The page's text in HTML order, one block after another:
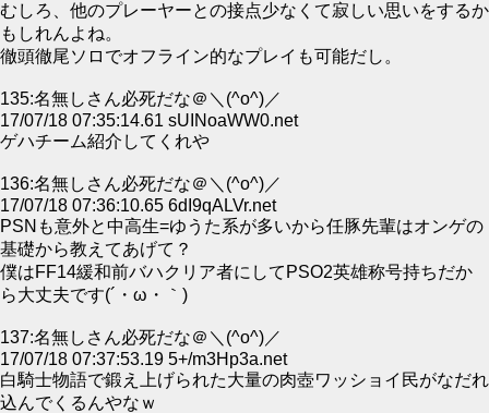
むしろ、他のプレーヤーとの接点少なくて寂しい思いをするか
もしれんよね。
徹頭徹尾ソロでオフライン的なプレイも可能だし。
135:名無しさん必死だな＠＼(^o^)／
17/07/18 07:35:14.61 sUINoaWW0.net
ゲハチーム紹介してくれや
136:名無しさん必死だな＠＼(^o^)／
17/07/18 07:36:10.65 6dI9qALVr.net
PSNも意外と中高生=ゆうた系が多いから任豚先輩はオンゲの
基礎から教えてあげて？
僕はFF14緩和前バハクリア者にしてPSO2英雄称号持ちだか
ら大丈夫です(´・ω・｀)
137:名無しさん必死だな＠＼(^o^)／
17/07/18 07:37:53.19 5+/m3Hp3a.net
白騎士物語で鍛え上げられた大量の肉壺ワッショイ民がなだれ
込んでくるんやなｗ